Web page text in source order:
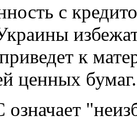
с
к
ценных бумаг.